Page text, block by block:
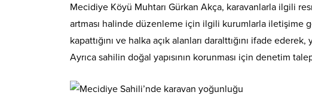
Mecidiye Köyü Muhtarı Gürkan Akça, karavanlarla ilgili
artması halinde düzenleme için ilgili kurumlarla iletişime
kapattığını ve halka açık alanları daralttığını ifade
Ayrıca sahilin doğal yapısının korunması için denetim